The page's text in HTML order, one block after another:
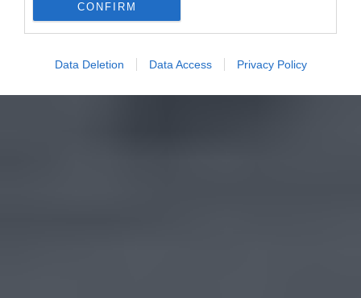
CONFIRM
Data Deletion Data Access Privacy Policy